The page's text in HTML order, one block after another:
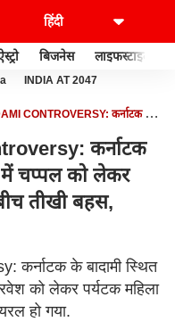
बिजनेस लाइफस्टाइल
INDIA AT 2047
CONTROVERSY: कर्नाटक के
कर्नाटक
में चप्पल को लेकर
तीखी बहस,
के बादामी स्थित
को लेकर पर्यटक महिला
हो गया.